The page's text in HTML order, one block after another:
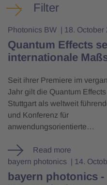
Filter
Photonics BW 18. October
Quantum Effects
internationale
Seit ihrer Premiere im
Jahr gilt die Quantum
Stuttgart als weltweit
und Konferenz für
anwendungsorientierte…
Read more
bayern photonics
14.
bayern photonics -